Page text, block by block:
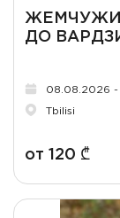
ДО
08.08.2026
Tbilisi
от 120 ₾